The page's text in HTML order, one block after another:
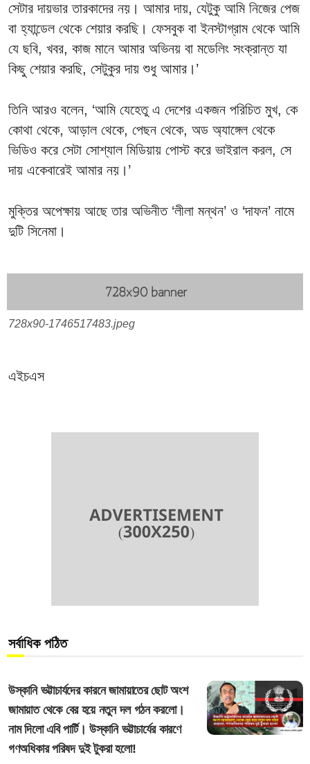
সেটার দায়ভার তারকাদের নয়। আমার দায়, যেটুকু আমি নিজের পেজ
বা হ্যান্ডেল থেকে শেয়ার করছি। ফেসবুক বা ইনস্টাগ্রাম থেকে আমি
যে ছবি, খবর, কাজ মানে আমার অভিনয় বা মডেলিং সংক্রান্ত যা
কিছু শেয়ার করছি, সেটুকুর দায় শুধু আমার।’
তিনি আরও বলেন, ‘আমি যেহেতু এ দেশের একজন পরিচিত মুখ, কে
কোথা থেকে, আড়াল থেকে, পেছন থেকে, অড অ্যাঙ্গেল থেকে
ভিডিও করে সেটা সোশ্যাল মিডিয়ায় পোস্ট করে ভাইরাল করল, সে
দায় একেবারেই আমার নয়।’
মুক্তির অপেক্ষায় আছে তার অভিনীত ‘লীলা মন্থন’ ও ‘দাফন’ নামে
দুটি সিনেমা।
728x90-1746517483.jpeg
এইচএস
সর্বাধিক পঠিত
উস্কানি ভট্টাচার্যদের কারনে জামায়াতের ছোট অংশ
জামায়াত থেকে বের হয়ে নতুন দল গঠন করলো।
নাম দিলো এবি পার্টি। উস্কানি ভট্টাচার্যের কারণে
গণঅধিকার পরিষদ দুই টুকরা হলো!